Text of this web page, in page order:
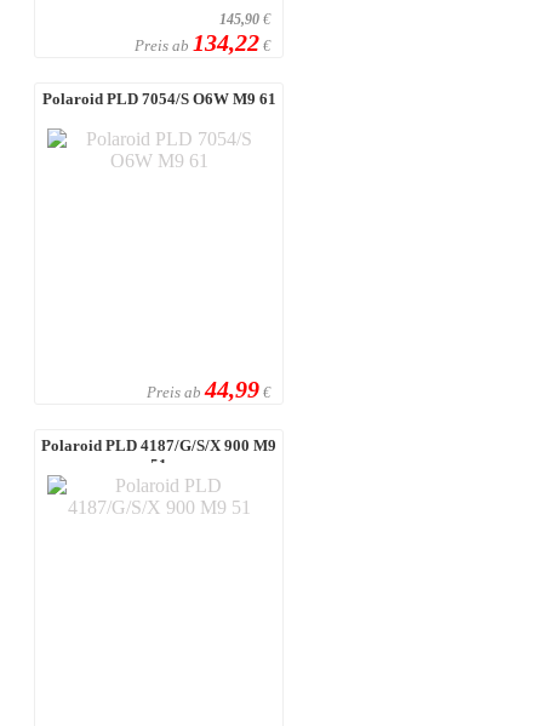
145,90 €
Preis ab 134,22 €
Polaroid PLD 7054/S O6W M9 61
Preis ab 44,99 €
Polaroid PLD 4187/G/S/X 900 M9
51